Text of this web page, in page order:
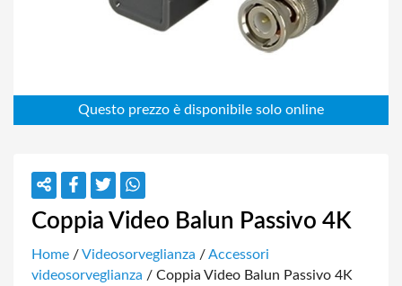
Coppia Video Balun Passivo 4K
Home /Videosorveglianza /Accessori
videosorveglianza / Coppia Video Balun Passivo 4K